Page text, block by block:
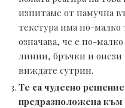
изпитаме от памучна
текстура има по-малко
означава, че е по-
линии, бръчки и онези
виждате сутрин.
Те са чудесно
предразположена към